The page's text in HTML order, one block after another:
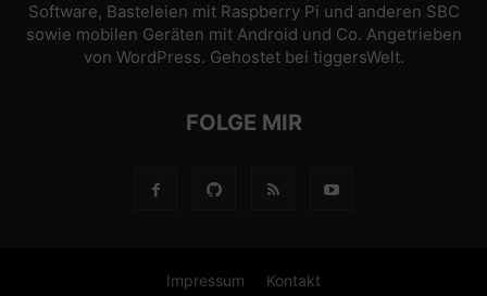
Software, Basteleien mit Raspberry Pi und anderen SBC
sowie mobilen Geräten mit Android und Co. Angetrieben
von WordPress. Gehostet bei tiggersWelt.
FOLGE MIR
Impressum Kontakt